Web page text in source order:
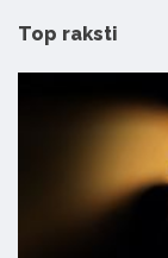
Top raksti